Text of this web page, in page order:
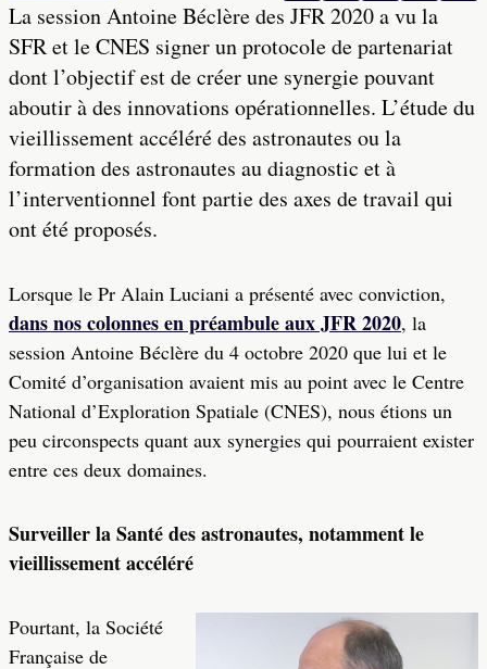
La session Antoine Béclère des JFR 2020 a vu la
SFR et le CNES signer un protocole de partenariat
dont l’objectif est de créer une synergie pouvant
aboutir à des innovations opérationnelles. L’étude du
vieillissement accéléré des astronautes ou la
formation des astronautes au diagnostic et à
l’interventionnel font partie des axes de travail qui
ont été proposés.
Lorsque le Pr Alain Luciani a présenté avec conviction,
dans nos colonnes en préambule aux JFR 2020, la
session Antoine Béclère du 4 octobre 2020 que lui et le
Comité d’organisation avaient mis au point avec le Centre
National d’Exploration Spatiale (CNES), nous étions un
peu circonspects quant aux synergies qui pourraient exister
entre ces deux domaines.
Surveiller la Santé des astronautes, notamment le
vieillissement accéléré
Pourtant, la Société
Française de